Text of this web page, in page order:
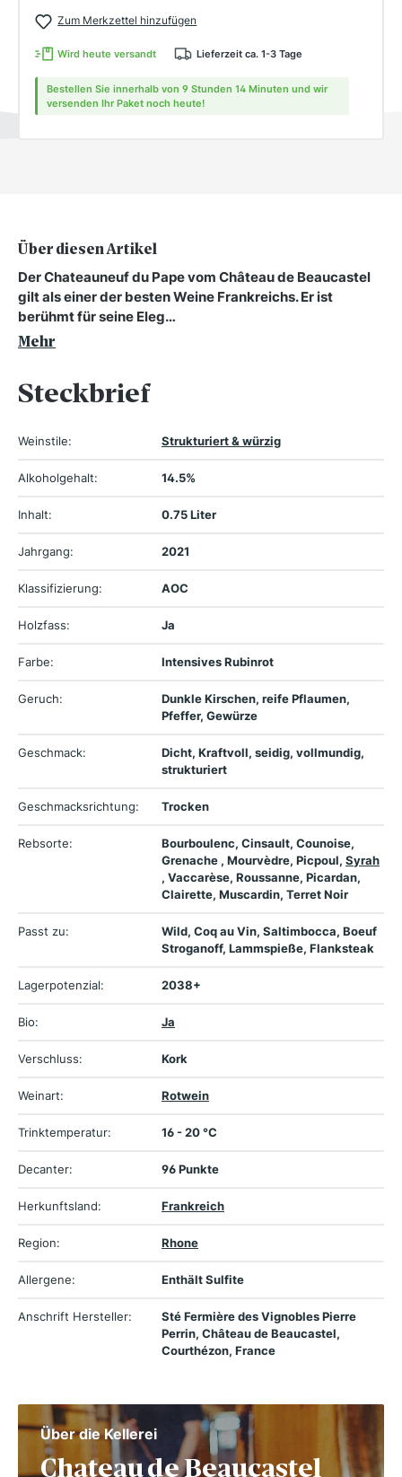
Zum Merkzettel hinzufügen
Wird heute versandt Lieferzeit ca. 1-3 Tage
Bestellen Sie innerhalb von 9 Stunden 14 Minuten und wir
versenden Ihr Paket noch heute!
Über diesen Artikel
Der Chateauneuf du Pape vom Château de Beaucastel
gilt als einer der besten Weine Frankreichs. Er ist
berühmt für seine Eleg…
Mehr
Steckbrief
Weinstile: Strukturiert & würzig
Alkoholgehalt: 14.5%
Inhalt: 0.75 Liter
Jahrgang: 2021
Klassifizierung: AOC
Holzfass: Ja
Farbe: Intensives Rubinrot
Geruch:
Dunkle Kirschen, reife Pflaumen,
Pfeffer, Gewürze
Geschmack:
Dicht, Kraftvoll, seidig, vollmundig,
strukturiert
Geschmacksrichtung: Trocken
Rebsorte:
Bourboulenc, Cinsault, Counoise,
Grenache , Mourvèdre, Picpoul, Syrah
, Vaccarèse, Roussanne, Picardan,
Clairette, Muscardin, Terret Noir
Passt zu:
Wild, Coq au Vin, Saltimbocca, Boeuf
Stroganoff, Lammspieße, Flanksteak
Lagerpotenzial: 2038+
Bio: Ja
Verschluss: Kork
Weinart: Rotwein
Trinktemperatur: 16 - 20 °C
Decanter: 96 Punkte
Herkunftsland: Frankreich
Region: Rhone
Allergene: Enthält Sulfite
Anschrift Hersteller:
Sté Fermière des Vignobles Pierre
Perrin, Château de Beaucastel,
Courthézon, France
Über die Kellerei
Chateau de Beaucastel